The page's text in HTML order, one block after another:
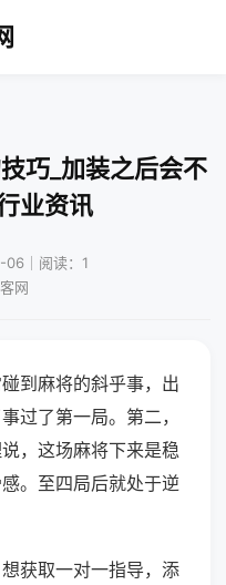
巧_加装之后会不
业资讯
｜阅读：1
网
到麻将的斜乎事，出
过了第一局。第二，
，这场麻将下来是稳
。至四局后就处于逆
获取一对一指导，添